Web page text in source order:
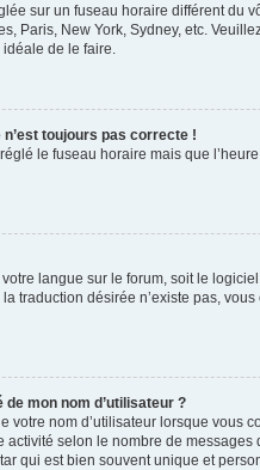
sur un fuseau horaire différent
Paris, New York, Sydney, etc.
idéale de le faire.
n’est toujours pas correcte !
le fuseau horaire mais que
langue sur le forum, soit le
traduction désirée n’existe pas,
mon nom d’utilisateur ?
votre nom d’utilisateur lorsque vous
activité selon le nombre de
qui est bien souvent unique et